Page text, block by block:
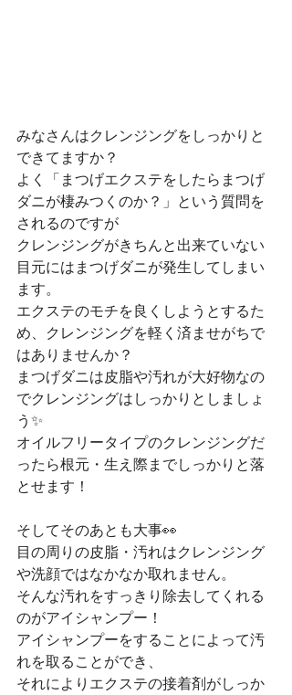
みなさんはクレンジングをしっかりと
できてますか？
よく「まつげエクステをしたらまつげ
ダニが棲みつくのか？」という質問を
されるのですが
クレンジングがきちんと出来ていない
目元にはまつげダニが発生してしまい
ます。
エクステのモチを良くしようとするた
め、クレンジングを軽く済ませがちで
はありませんか？
まつげダニは皮脂や汚れが大好物なの
でクレンジングはしっかりとしましょ
う✨
オイルフリータイプのクレンジングだ
ったら根元・生え際までしっかりと落
とせます！
そしてそのあとも大事👀
目の周りの皮脂・汚れはクレンジング
や洗顔ではなかなか取れません。
そんな汚れをすっきり除去してくれる
のがアイシャンプー！
アイシャンプーをすることによって汚
れを取ることができ、
それによりエクステの接着剤がしっか